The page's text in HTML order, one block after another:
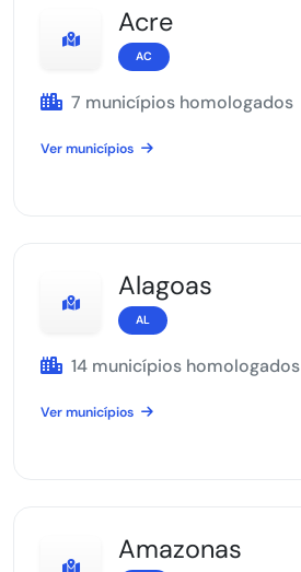
Acre
AC
7 municípios homologados
Ver municípios
Alagoas
AL
14 municípios homologados
Ver municípios
Amazonas